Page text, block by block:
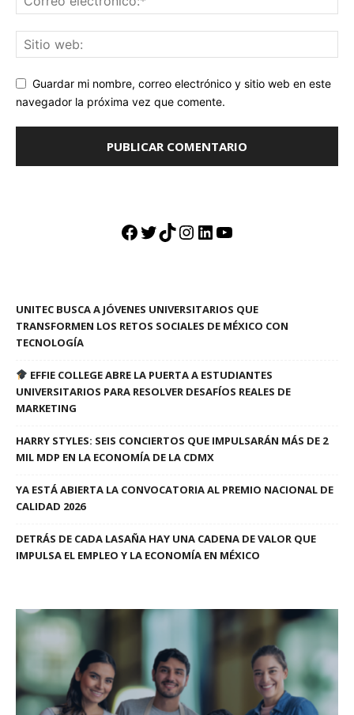
Guardar mi nombre, correo electrónico y sitio web en este
navegador la próxima vez que comente.
Facebook
Twitter
TikTok
Instagram
LinkedIn
YouTube
UNITEC BUSCA A JÓVENES UNIVERSITARIOS QUE
TRANSFORMEN LOS RETOS SOCIALES DE MÉXICO CON
TECNOLOGÍA
EFFIE COLLEGE ABRE LA PUERTA A ESTUDIANTES
UNIVERSITARIOS PARA RESOLVER DESAFÍOS REALES DE
MARKETING
HARRY STYLES: SEIS CONCIERTOS QUE IMPULSARÁN MÁS DE 2
MIL MDP EN LA ECONOMÍA DE LA CDMX
YA ESTÁ ABIERTA LA CONVOCATORIA AL PREMIO NACIONAL DE
CALIDAD 2026
DETRÁS DE CADA LASAÑA HAY UNA CADENA DE VALOR QUE
IMPULSA EL EMPLEO Y LA ECONOMÍA EN MÉXICO